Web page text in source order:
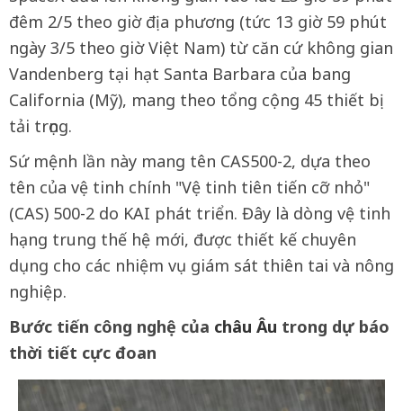
đêm 2/5 theo giờ địa phương (tức 13 giờ 59 phút
ngày 3/5 theo giờ Việt Nam) từ căn cứ không gian
Vandenberg tại hạt Santa Barbara của bang
California (Mỹ), mang theo tổng cộng 45 thiết bị
tải trọng.
Sứ mệnh lần này mang tên CAS500-2, dựa theo
tên của vệ tinh chính "Vệ tinh tiên tiến cỡ nhỏ"
(CAS) 500-2 do KAI phát triển. Đây là dòng vệ tinh
hạng trung thế hệ mới, được thiết kế chuyên
dụng cho các nhiệm vụ giám sát thiên tai và nông
nghiệp.
Bước tiến công nghệ của châu Âu trong dự báo
thời tiết cực đoan